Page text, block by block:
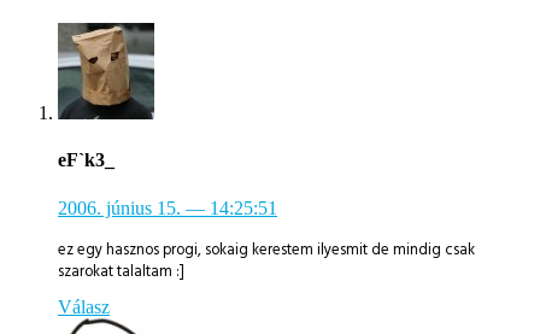
eF`k3_
2006. június 15. — 14:25:51
ez egy hasznos progi, sokaig kerestem ilyesmit de mindig csak
szarokat talaltam :]
Válasz